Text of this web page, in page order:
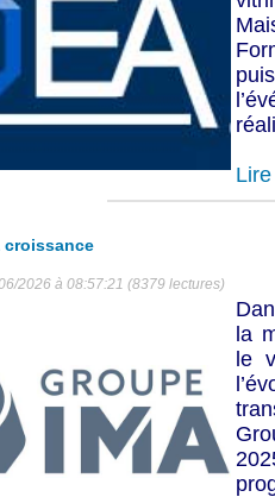
croissance
2026 à 08:57:21 (8379 lectures)
la
le